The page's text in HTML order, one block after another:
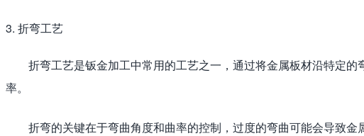
3. 折弯工艺
折弯工艺是钣金加工中常用的工艺之一，通过将金属板材沿特定
率。
折弯的关键在于弯曲角度和曲率的控制，过度的弯曲可能会导致